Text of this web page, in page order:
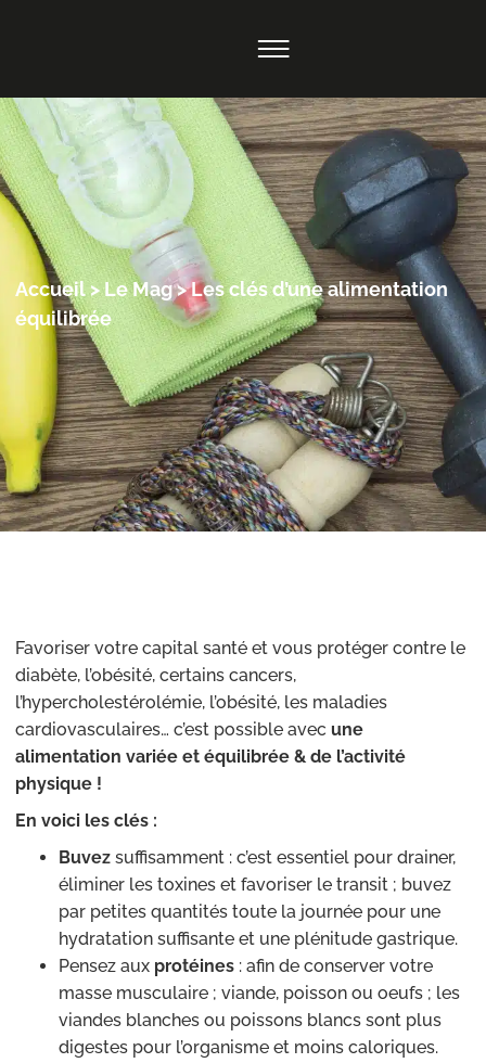
Accueil >Le Mag>Les clés d’une alimentation
équilibrée
Favoriser votre capital santé et vous protéger contre le
diabète, l’obésité, certains cancers,
l’hypercholestérolémie, l’obésité, les maladies
cardiovasculaires… c’est possible avec une
alimentation variée et équilibrée & de l’activité
physique !
En voici les clés :
Buvez suffisamment : c’est essentiel pour drainer,
éliminer les toxines et favoriser le transit ; buvez
par petites quantités toute la journée pour une
hydratation suffisante et une plénitude gastrique.
Pensez aux protéines : afin de conserver votre
masse musculaire ; viande, poisson ou oeufs ; les
viandes blanches ou poissons blancs sont plus
digestes pour l’organisme et moins caloriques.